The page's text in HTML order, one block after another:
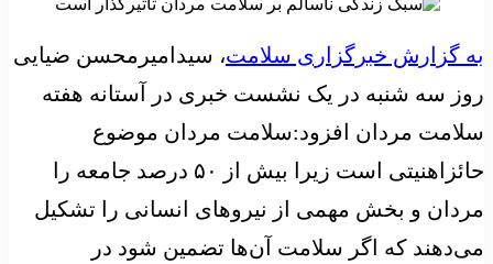
به گزارش خبرگزاری سلامت، سیدامیرمحسن ضیایی
روز سه شنبه در یک نشست خبری در آستانه هفته
سلامت مردان افزود:سلامت مردان موضوع
حائزاهنیتی است زیرا بیش از ۵۰ درصد جامعه را
مردان و بخش مهمی از نیروهای انسانی را تشکیل
می‌دهند که اگر سلامت آن‌ها تضمین شود در